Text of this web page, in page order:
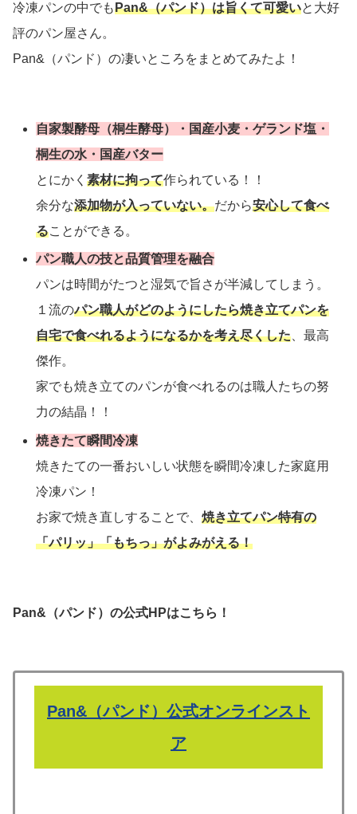
冷凍パンの中でもPan&（パンド）は旨くて可愛いと大好
評のパン屋さん。
Pan&（パンド）の凄いところをまとめてみたよ！
自家製酵母（桐生酵母）・国産小麦・ゲランド塩・
桐生の水・国産バター
とにかく素材に拘って作られている！！
余分な添加物が入っていない。だから安心して食べ
ることができる。
パン職人の技と品質管理を融合
パンは時間がたつと湿気で旨さが半減してしまう。
１流のパン職人がどのようにしたら焼き立てパンを
自宅で食べれるようになるかを考え尽くした 、最高
傑作。
家でも焼き立てのパンが食べれるのは職人たちの努
力の結晶！！
焼きたて瞬間冷凍
焼きたての一番おいしい状態を瞬間冷凍した家庭用
冷凍パン！
お家で焼き直しすることで、焼き立てパン特有の
「パリッ」「もちっ」がよみがえる！
Pan&（パンド）の公式HPはこちら！
Pan&（パンド）公式オンラインスト
ア